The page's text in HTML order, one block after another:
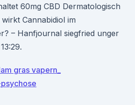
60mg CBD Dermatologisch
Cannabidiol im
– Hanfjournal siegfried unger
gras vapern_